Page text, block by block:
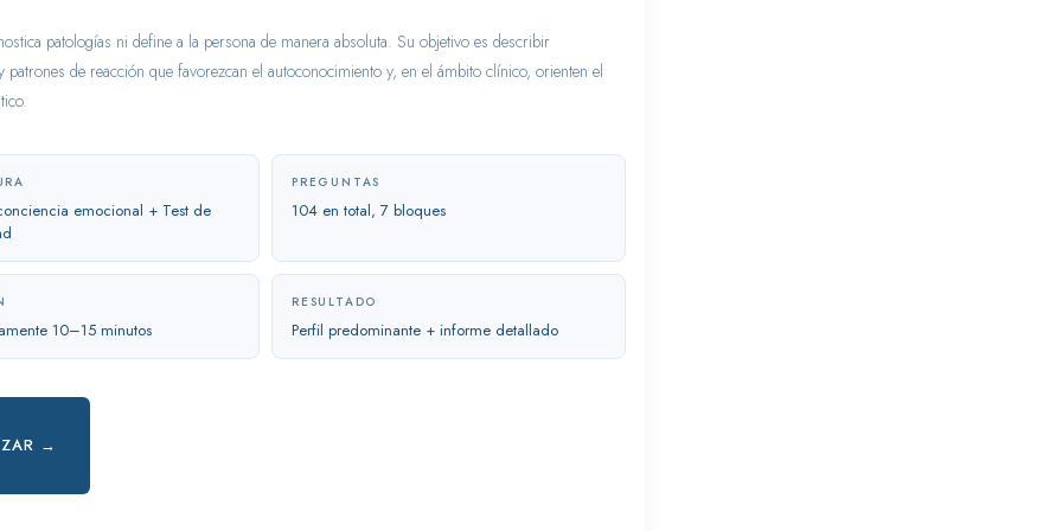
patologías ni define a la persona de manera absoluta. Su objetivo es describir
patrones de reacción que favorezcan el autoconocimiento y, en el ámbito clínico, orienten el
emocional + Test de
PREGUNTAS
104 en total, 7 bloques
10–15 minutos
RESULTADO
Perfil predominante + informe detallado
→